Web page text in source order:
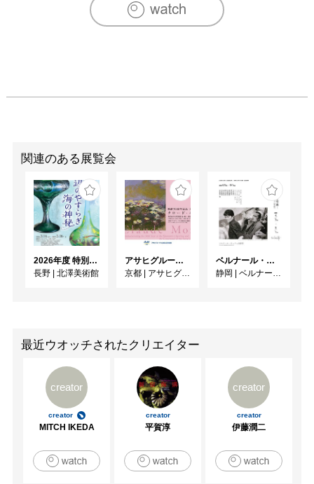
関連のある展覧会
2026年度 特別展「ガレとドーム、アール･ヌーヴォーのガラス 水辺のやすらぎ、海の神秘」
長野 | 北澤美術館
アサヒグループ大山崎山荘美術館 開館30周年記念展「没後100年 クロード・モネ」
京都 | アサヒグループ大山崎山荘美術館
ベルナール・ビュフェと写真 ーカメラがとらえたビュフェとその時代、そして21 世紀へ
静岡 | ベルナール・ビュフェ美術館
最近ウオッチされたクリエイター
creator
creator
MITCH IKEDA
creator
平賀淳
creator
creator
伊藤潤二